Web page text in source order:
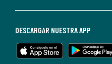
DESCARGAR NUESTRA APP